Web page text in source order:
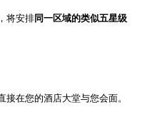
将安排同一区域的类似五星级
在您的酒店大堂与您会面。